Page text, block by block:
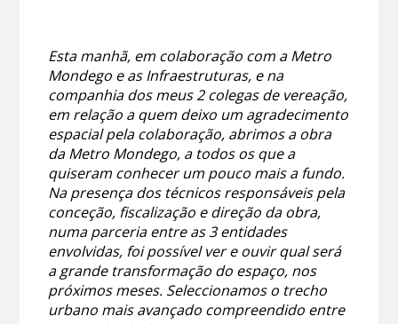
Esta manhã, em colaboração com a Metro
Mondego e as Infraestruturas, e na
companhia dos meus 2 colegas de vereação,
em relação a quem deixo um agradecimento
espacial pela colaboração, abrimos a obra
da Metro Mondego, a todos os que a
quiseram conhecer um pouco mais a fundo.
Na presença dos técnicos responsáveis pela
conceção, fiscalização e direção da obra,
numa parceria entre as 3 entidades
envolvidas, foi possível ver e ouvir qual será
a grande transformação do espaço, nos
próximos meses. Seleccionamos o trecho
urbano mais avançado compreendido entre